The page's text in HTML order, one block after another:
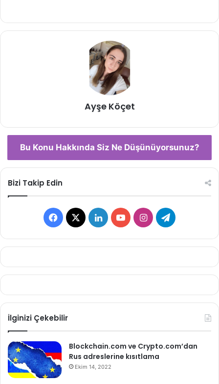
Ayşe Köçet
Bu Konu Hakkında Siz Ne Düşünüyorsunuz?
Bizi Takip Edin
Facebook
X LinkedInYouTubeInstagramTelegram
İlginizi Çekebilir
Blockchain.com ve Crypto.com’dan
Rus adreslerine kısıtlama
Ekim 14, 2022